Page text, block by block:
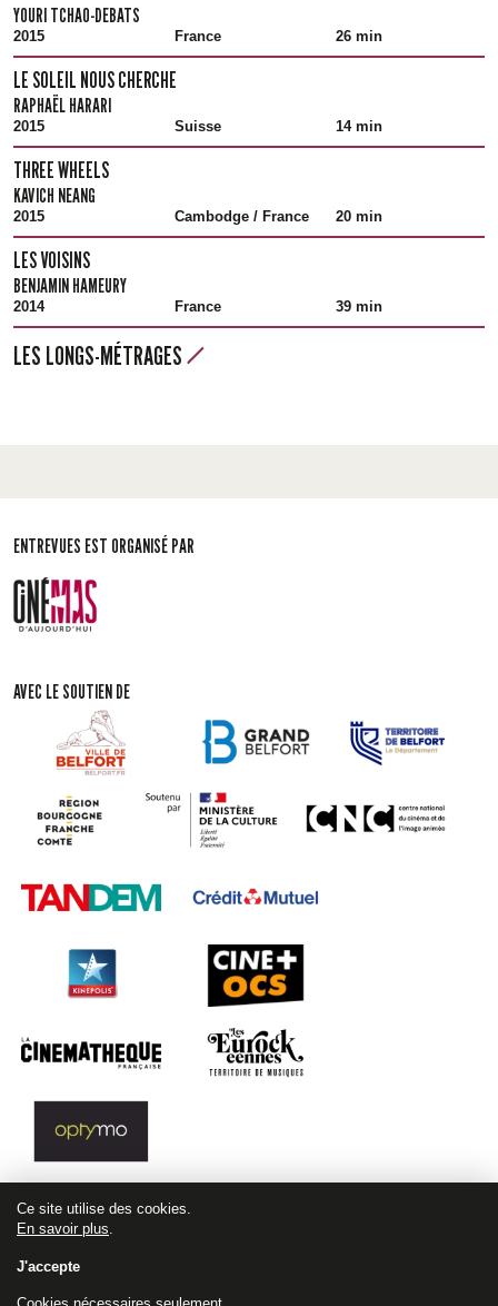
YOURI TCHAO-DEBATS
2015 France 26 min
LE SOLEIL NOUS CHERCHE
RAPHAËL HARARI
2015 Suisse 14 min
THREE WHEELS
KAVICH NEANG
2015 Cambodge / France 20 min
LES VOISINS
BENJAMIN HAMEURY
2014 France 39 min
LES LONGS-MÉTRAGES
ENTREVUES EST ORGANISÉ PAR
AVEC LE SOUTIEN DE
Ce site utilise des cookies.
En savoir plus.
J'accepte